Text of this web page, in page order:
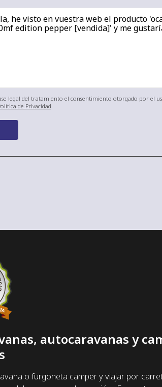
legal del tratamiento el consentimiento otorgado por el
de Privacidad
autocaravanas y
o furgoneta camper y viajar por